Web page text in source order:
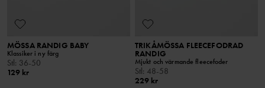
MÖSSA RANDIG BABY
Klassiker i ny färg
Stl: 36-50
129 kr
TRIKÅMÖSSA FLEECEFODRAD
RANDIG
Mjukt och värmande fleecefoder
Stl: 48-58
229 kr